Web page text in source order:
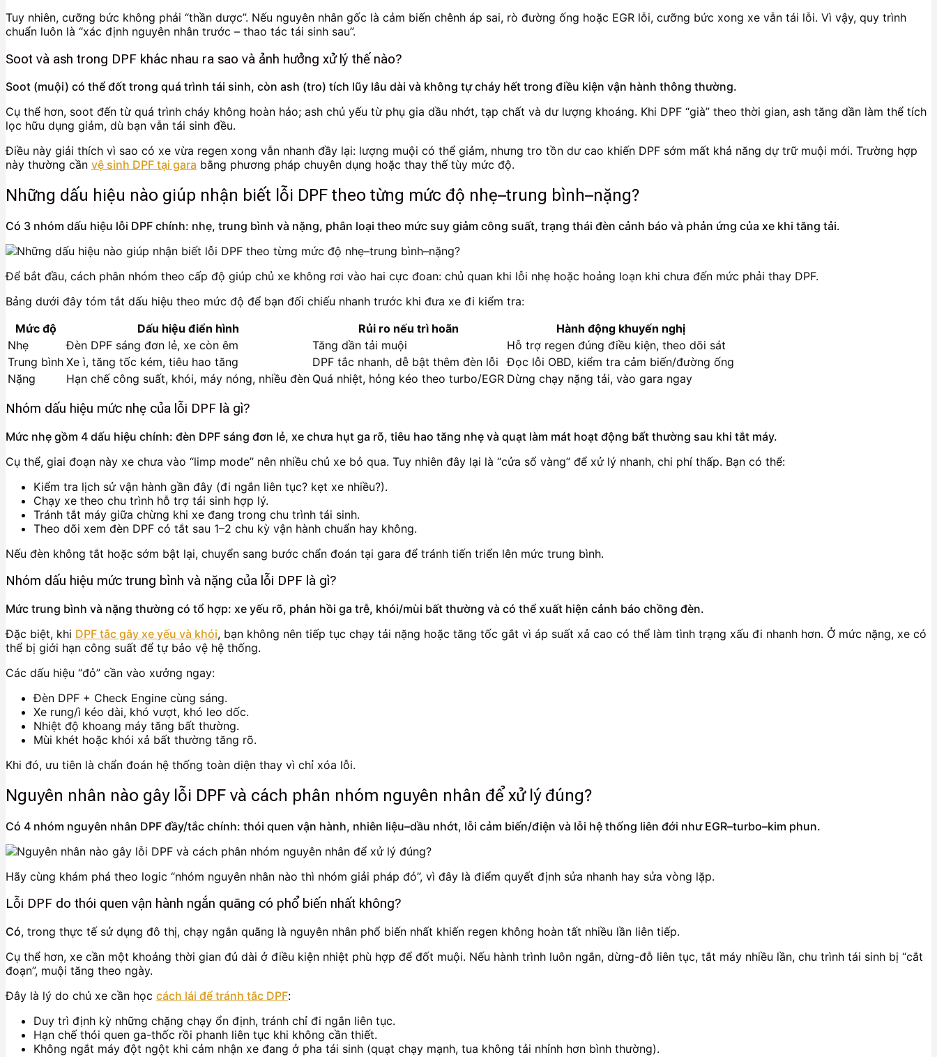
Tuy nhiên, cưỡng bức không phải “thần dược”. Nếu nguyên nhân gốc là cảm biến chênh áp sai, rò đường ống hoặc EGR lỗi, cưỡng bức xong xe vẫn tái lỗi. Vì vậy, quy trình
chuẩn luôn là “xác định nguyên nhân trước – thao tác tái sinh sau”.
Soot và ash trong DPF khác nhau ra sao và ảnh hưởng xử lý thế nào?
Soot (muội) có thể đốt trong quá trình tái sinh, còn ash (tro) tích lũy lâu dài và không tự cháy hết trong điều kiện vận hành thông thường.
Cụ thể hơn, soot đến từ quá trình cháy không hoàn hảo; ash chủ yếu từ phụ gia dầu nhớt, tạp chất và dư lượng khoáng. Khi DPF “già” theo thời gian, ash tăng dần làm thể tích
lọc hữu dụng giảm, dù bạn vẫn tái sinh đều.
Điều này giải thích vì sao có xe vừa regen xong vẫn nhanh đầy lại: lượng muội có thể giảm, nhưng tro tồn dư cao khiến DPF sớm mất khả năng dự trữ muội mới. Trường hợp
này thường cần vệ sinh DPF tại gara bằng phương pháp chuyên dụng hoặc thay thế tùy mức độ.
Những dấu hiệu nào giúp nhận biết lỗi DPF theo từng mức độ nhẹ–trung bình–nặng?
Có 3 nhóm dấu hiệu lỗi DPF chính: nhẹ, trung bình và nặng, phân loại theo mức suy giảm công suất, trạng thái đèn cảnh báo và phản ứng của xe khi tăng tải.
Để bắt đầu, cách phân nhóm theo cấp độ giúp chủ xe không rơi vào hai cực đoan: chủ quan khi lỗi nhẹ hoặc hoảng loạn khi chưa đến mức phải thay DPF.
Bảng dưới đây tóm tắt dấu hiệu theo mức độ để bạn đối chiếu nhanh trước khi đưa xe đi kiểm tra:
Mức độ
Dấu hiệu điển hình Rủi ro nếu trì hoãn
Hành động khuyến nghị
Nhẹ
Đèn DPF sáng đơn lẻ, xe còn êm Tăng dần tải muội
Hỗ trợ regen đúng điều kiện, theo dõi sát
Trung bình Xe ì, tăng tốc kém, tiêu hao tăng DPF tắc nhanh, dễ bật thêm đèn lỗi
Đọc lỗi OBD, kiểm tra cảm biến/đường ống
Nặng
Hạn chế công suất, khói, máy nóng, nhiều đèn Quá nhiệt, hỏng kéo theo turbo/EGR Dừng chạy nặng tải, vào gara ngay
Nhóm dấu hiệu mức nhẹ của lỗi DPF là gì?
Mức nhẹ gồm 4 dấu hiệu chính: đèn DPF sáng đơn lẻ, xe chưa hụt ga rõ, tiêu hao tăng nhẹ và quạt làm mát hoạt động bất thường sau khi tắt máy.
Cụ thể, giai đoạn này xe chưa vào “limp mode” nên nhiều chủ xe bỏ qua. Tuy nhiên đây lại là “cửa sổ vàng” để xử lý nhanh, chi phí thấp. Bạn có thể:
Kiểm tra lịch sử vận hành gần đây (đi ngắn liên tục? kẹt xe nhiều?).
Chạy xe theo chu trình hỗ trợ tái sinh hợp lý.
Tránh tắt máy giữa chừng khi xe đang trong chu trình tái sinh.
Theo dõi xem đèn DPF có tắt sau 1–2 chu kỳ vận hành chuẩn hay không.
Nếu đèn không tắt hoặc sớm bật lại, chuyển sang bước chẩn đoán tại gara để tránh tiến triển lên mức trung bình.
Nhóm dấu hiệu mức trung bình và nặng của lỗi DPF là gì?
Mức trung bình và nặng thường có tổ hợp: xe yếu rõ, phản hồi ga trễ, khói/mùi bất thường và có thể xuất hiện cảnh báo chồng đèn.
Đặc biệt, khi DPF tắc gây xe yếu và khói, bạn không nên tiếp tục chạy tải nặng hoặc tăng tốc gắt vì áp suất xả cao có thể làm tình trạng xấu đi nhanh hơn. Ở mức nặng, xe có
thể bị giới hạn công suất để tự bảo vệ hệ thống.
Các dấu hiệu “đỏ” cần vào xưởng ngay:
Đèn DPF + Check Engine cùng sáng.
Xe rung/ì kéo dài, khó vượt, khó leo dốc.
Nhiệt độ khoang máy tăng bất thường.
Mùi khét hoặc khói xả bất thường tăng rõ.
Khi đó, ưu tiên là chẩn đoán hệ thống toàn diện thay vì chỉ xóa lỗi.
Nguyên nhân nào gây lỗi DPF và cách phân nhóm nguyên nhân để xử lý đúng?
Có 4 nhóm nguyên nhân DPF đầy/tắc chính: thói quen vận hành, nhiên liệu–dầu nhớt, lỗi cảm biến/điện và lỗi hệ thống liên đới như EGR–turbo–kim phun.
Hãy cùng khám phá theo logic “nhóm nguyên nhân nào thì nhóm giải pháp đó”, vì đây là điểm quyết định sửa nhanh hay sửa vòng lặp.
Lỗi DPF do thói quen vận hành ngắn quãng có phổ biến nhất không?
Có, trong thực tế sử dụng đô thị, chạy ngắn quãng là nguyên nhân phổ biến nhất khiến regen không hoàn tất nhiều lần liên tiếp.
Cụ thể hơn, xe cần một khoảng thời gian đủ dài ở điều kiện nhiệt phù hợp để đốt muội. Nếu hành trình luôn ngắn, dừng-đỗ liên tục, tắt máy nhiều lần, chu trình tái sinh bị “cắt
đoạn”, muội tăng theo ngày.
Đây là lý do chủ xe cần học cách lái để tránh tắc DPF:
Duy trì định kỳ những chặng chạy ổn định, tránh chỉ đi ngắn liên tục.
Hạn chế thói quen ga-thốc rồi phanh liên tục khi không cần thiết.
Không ngắt máy đột ngột khi cảm nhận xe đang ở pha tái sinh (quạt chạy mạnh, tua không tải nhỉnh hơn bình thường).